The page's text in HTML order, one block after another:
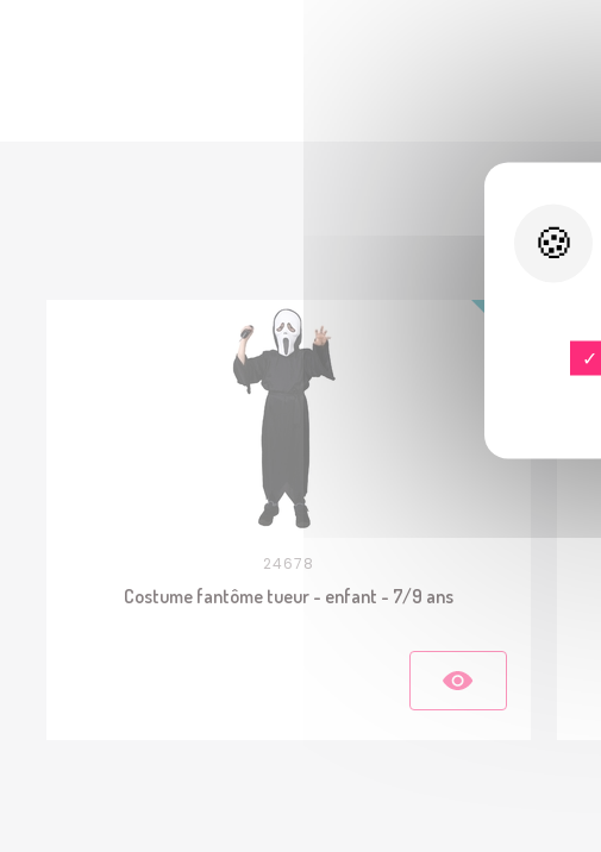
24678
Costume fantôme tueur - enfant - 7/9 ans